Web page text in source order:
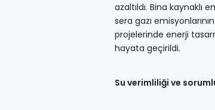
azaltıldı. Bina kaynaklı
sera gazı
projelerinde enerji
hayata geçirildi.
Su verimliliği ve